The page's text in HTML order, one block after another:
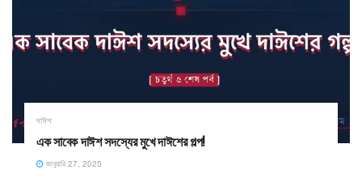
দাঈশ
এক সাবেক দাঈশ সদস্যের মুখে দাঈশের গল্প!
জানুয়ারি 27, 2025